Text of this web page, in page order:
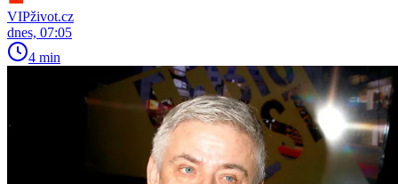
VIPživot.cz
dnes, 07:05
4 min